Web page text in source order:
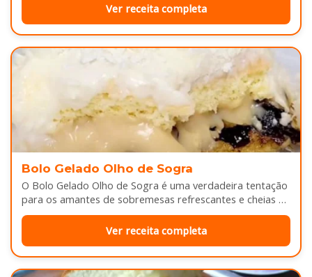
Ver receita completa
Bolo Gelado Olho de Sogra
O Bolo Gelado Olho de Sogra é uma verdadeira tentação
para os amantes de sobremesas refrescantes e cheias de
sabor...
Ver receita completa